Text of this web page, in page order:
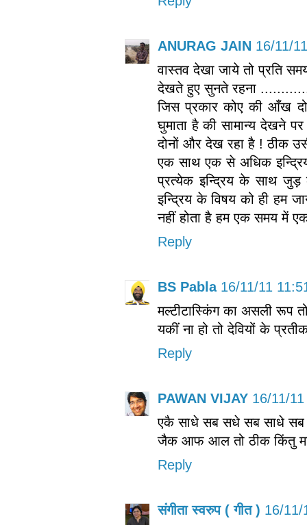
ANURAG JAIN 16/11/
वास्तव देखा जाये तो प्रति
देखते हुए सुनते रहना
जिस प्रकार कोए की आँख दो
घुमाता है की सामान्य देखने
दोनों और देख रहा है ! ठीक
एक साथ एक से अधिक
प्रत्येक इन्द्रिय के साथ
इन्द्रिय के विषय को ही हम
नहीं होता है हम एक समय में
Reply
BS Pabla 16/11/11
मल्टीटास्किंग का असली रूप
यकीं ना हो तो देवियों के
Reply
PAWAN VIJAY 16/11/
एकै साधे सब सधे सब साधे सब
जैक आफ आल तो ठीक किंतु
Reply
संगीता स्वरुप ( गीत ) 16/11/